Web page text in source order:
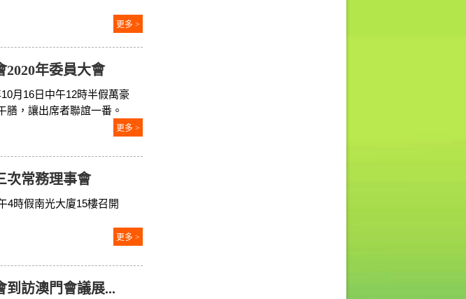
更多 >
2020年委員大會
月16日中午12時半假萬豪
膳，讓出席者聯誼一番。
更多 >
次常務理事會
4時假南光大廈15樓召開
更多 >
到訪澳門會議展...